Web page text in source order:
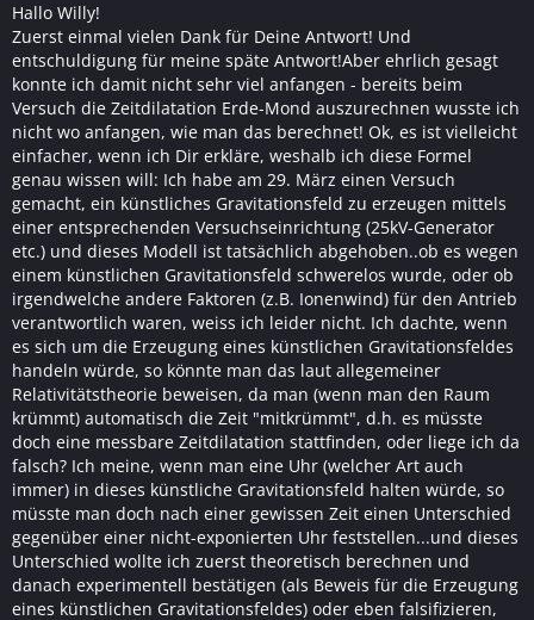
Hallo Willy!
Zuerst einmal vielen Dank für Deine Antwort! Und
entschuldigung für meine späte Antwort!Aber ehrlich gesagt
konnte ich damit nicht sehr viel anfangen - bereits beim
Versuch die Zeitdilatation Erde-Mond auszurechnen wusste ich
nicht wo anfangen, wie man das berechnet! Ok, es ist vielleicht
einfacher, wenn ich Dir erkläre, weshalb ich diese Formel
genau wissen will: Ich habe am 29. März einen Versuch
gemacht, ein künstliches Gravitationsfeld zu erzeugen mittels
einer entsprechenden Versuchseinrichtung (25kV-Generator
etc.) und dieses Modell ist tatsächlich abgehoben..ob es wegen
einem künstlichen Gravitationsfeld schwerelos wurde, oder ob
irgendwelche andere Faktoren (z.B. Ionenwind) für den Antrieb
verantwortlich waren, weiss ich leider nicht. Ich dachte, wenn
es sich um die Erzeugung eines künstlichen Gravitationsfeldes
handeln würde, so könnte man das laut allegemeiner
Relativitätstheorie beweisen, da man (wenn man den Raum
krümmt) automatisch die Zeit "mitkrümmt", d.h. es müsste
doch eine messbare Zeitdilatation stattfinden, oder liege ich da
falsch? Ich meine, wenn man eine Uhr (welcher Art auch
immer) in dieses künstliche Gravitationsfeld halten würde, so
müsste man doch nach einer gewissen Zeit einen Unterschied
gegenüber einer nicht-exponierten Uhr feststellen...und dieses
Unterschied wollte ich zuerst theoretisch berechnen und
danach experimentell bestätigen (als Beweis für die Erzeugung
eines künstlichen Gravitationsfeldes) oder eben falsifizieren,